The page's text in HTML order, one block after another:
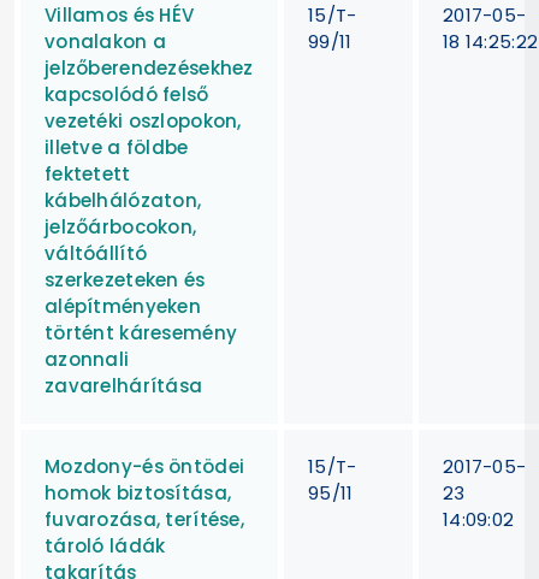
Villamos és HÉV
vonalakon a
jelzőberendezésekhez
kapcsolódó felső
vezetéki oszlopokon,
illetve a földbe
fektetett
kábelhálózaton,
jelzőárbocokon,
váltóállító
szerkezeteken és
alépítményeken
történt káresemény
azonnali
zavarelhárítása
15/T-
99/11
2017-05-
18 14:25:22
Mozdony-és öntödei
homok biztosítása,
fuvarozása, terítése,
tároló ládák
takarítás
15/T-
95/11
2017-05-
23
14:09:02